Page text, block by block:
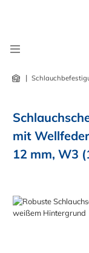
|
mit
12 mm, W3
Bildergalerie